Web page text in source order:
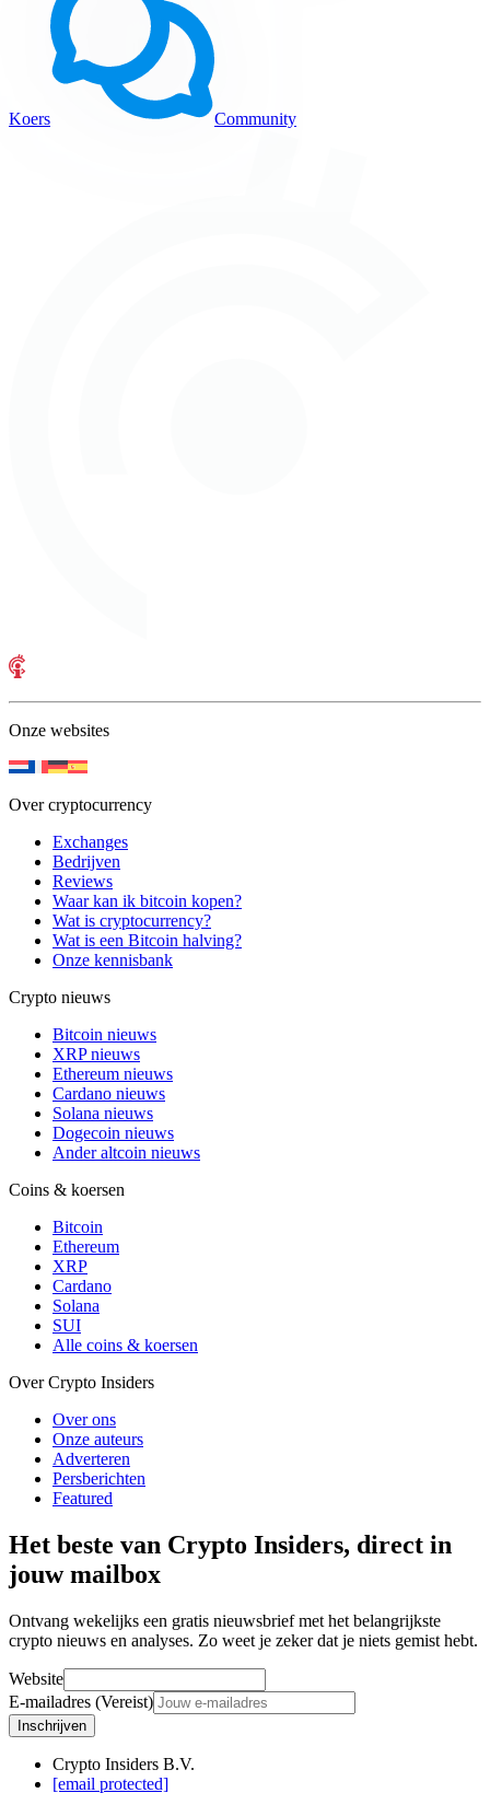
Koers Community
Onze websites
Over cryptocurrency
Exchanges
Bedrijven
Reviews
Waar kan ik bitcoin kopen?
Wat is cryptocurrency?
Wat is een Bitcoin halving?
Onze kennisbank
Crypto nieuws
Bitcoin nieuws
XRP nieuws
Ethereum nieuws
Cardano nieuws
Solana nieuws
Dogecoin nieuws
Ander altcoin nieuws
Coins & koersen
Bitcoin
Ethereum
XRP
Cardano
Solana
SUI
Alle coins & koersen
Over Crypto Insiders
Over ons
Onze auteurs
Adverteren
Persberichten
Featured
Het beste van Crypto Insiders, direct in
jouw mailbox
Ontvang wekelijks een gratis nieuwsbrief met het belangrijkste
crypto nieuws en analyses. Zo weet je zeker dat je niets gemist hebt.
Website
E-mailadres (Vereist)
Inschrijven
Crypto Insiders B.V.
[email protected]